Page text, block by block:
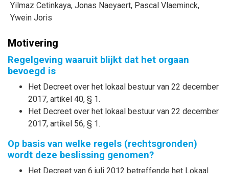
Yilmaz Cetinkaya, Jonas Naeyaert, Pascal Vlaeminck,
Ywein Joris
Motivering
Regelgeving waaruit blijkt dat het orgaan
bevoegd is
Het Decreet over het lokaal bestuur van 22 december
2017, artikel 40, § 1.
Het Decreet over het lokaal bestuur van 22 december
2017, artikel 56, § 1.
Op basis van welke regels (rechtsgronden)
wordt deze beslissing genomen?
Het Decreet van 6 juli 2012 betreffende het Lokaal